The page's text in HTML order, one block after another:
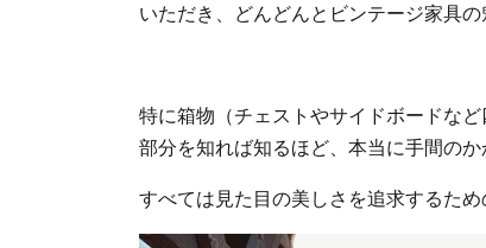
いただき、どんどんとビンテージ家具の
特に箱物（チェストやサイドボードな
部分を知れば知るほど、本当に手間の
すべては見た目の美しさを追求するた